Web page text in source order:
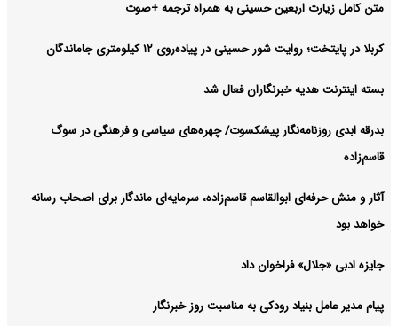
متن کامل زیارت اربعین حسینی به همراه ترجمه +صوت
کربلا در پایتخت؛ روایت شور حسینی در پیاده‌روی ۱۲ کیلومتری جاماندگان
بسته اینترنت هدیه خبرنگاران فعال شد
بدرقه ابدی روزنامه‌نگار پیشکسوت/ چهره‌های سیاسی و فرهنگی در سوگ
قاسم‌زاده
آثار و منش حرفه‌ای ابوالقاسم قاسم‌زاده، سرمایه‌ای ماندگار برای اصحاب رسانه
خواهد بود
جایزه ادبی «جلال» فراخوان داد
پیام مدیر عامل بنیاد رودکی به مناسبت روز خبرنگار